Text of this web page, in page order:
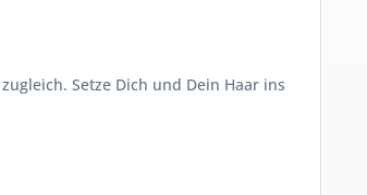
Setze Dich und Dein Haar ins